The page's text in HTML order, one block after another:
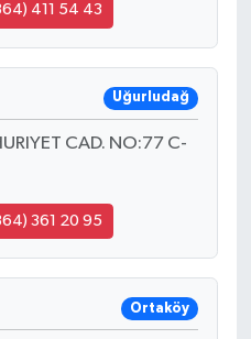
411 54 43
Uğurludağ
CAD. NO:77 C-
361 20 95
Ortaköy